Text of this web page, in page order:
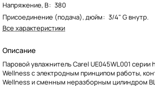
Напряжение, В: 380
Присоединение (подача), дюйм: 3/4" G внутр.
Все характеристики
Описание
Паровой увлажнитель Carel UE045WL001 серии
Wellness с электродным принципом работы,
Wellness и сменным неразборным цилиндром